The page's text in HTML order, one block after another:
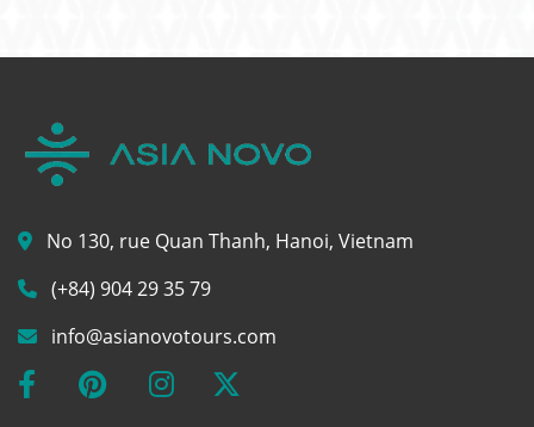
No 130, rue Quan Thanh, Hanoi, Vietnam
(+84) 904 29 35 79
info@asianovotours.com